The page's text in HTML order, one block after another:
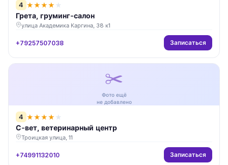
4 ★★★★ ★
Грета, груминг-салон
улица Академика Каргина, 38 к1
+79257507038 Записаться
✂️
Фото ещё
не добавлено
4 ★★★★ ★
С-вет, ветеринарный центр
Троицкая улица, 11
+74991132010 Записаться